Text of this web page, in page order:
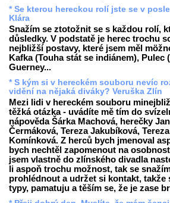
* Se kterou hereckou rolí jste se v
Klára
Snažím se ztotožnit se s každou rolí,
důsledky. V podstatě je herec trochu
nejbližší postavy, které jsem měl
Kafka (Touha stát se indiánem), Pulec
Guerney...
* S kým si v hereckém souboru nevíc
vidění na nějaká diváky? Veruška Zlín
Mezi lidi v hereckém souboru
těžká otázka - uvádíte mě tím do
nápověda Šárka Machová, herečky
Čermáková, Tereza Jakubíková,
Komínková. Z herců bych jmenoval
bych nechtěl zapomenout na
jsem vlastně do zlínského divadla
li aspoň trochu možnost, tak se
prohlédnout a udržet si kontakt, takže
typy, pamatuju a těším se, že je zase